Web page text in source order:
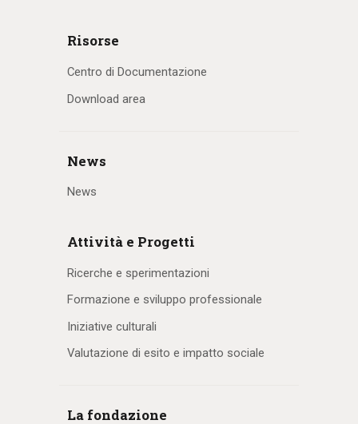
Risorse
Centro di Documentazione
Download area
News
News
Attività e Progetti
Ricerche e sperimentazioni
Formazione e sviluppo professionale
Iniziative culturali
Valutazione di esito e impatto sociale
La fondazione